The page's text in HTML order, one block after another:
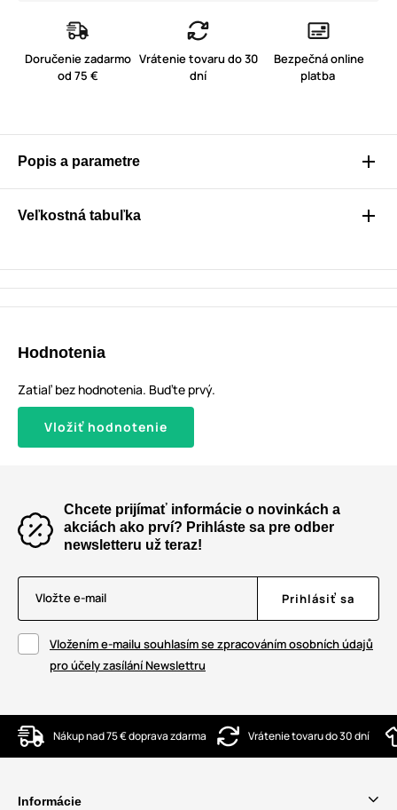
Doručenie zadarmo
od 75 €
Vrátenie tovaru do 30
dní
Bezpečná online
platba
Popis a parametre
Veľkostná tabuľka
Hodnotenia
Zatiaľ bez hodnotenia. Buďte prvý.
Vložiť hodnotenie
Chcete prijímať informácie o novinkách a
akciách ako prví? Prihláste sa pre odber
newsletteru už teraz!
Vložte e-mail Prihlásiť sa
Vložením e-mailu souhlasím se zpracováním osobních údajů
pro účely zasílání Newslettru
Nákup nad 75 € doprava zdarma Vrátenie tovaru do 30 dní
Informácie